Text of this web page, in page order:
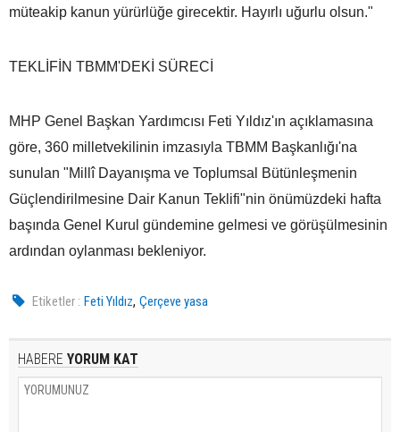
müteakip kanun yürürlüğe girecektir. Hayırlı uğurlu olsun."
TEKLİFİN TBMM'DEKİ SÜRECİ
MHP Genel Başkan Yardımcısı Feti Yıldız'ın açıklamasına
göre, 360 milletvekilinin imzasıyla TBMM Başkanlığı'na
sunulan "Millî Dayanışma ve Toplumsal Bütünleşmenin
Güçlendirilmesine Dair Kanun Teklifi"nin önümüzdeki hafta
başında Genel Kurul gündemine gelmesi ve görüşülmesinin
ardından oylanması bekleniyor.
Etiketler : Feti Yıldız,Çerçeve yasa
HABERE YORUM KAT